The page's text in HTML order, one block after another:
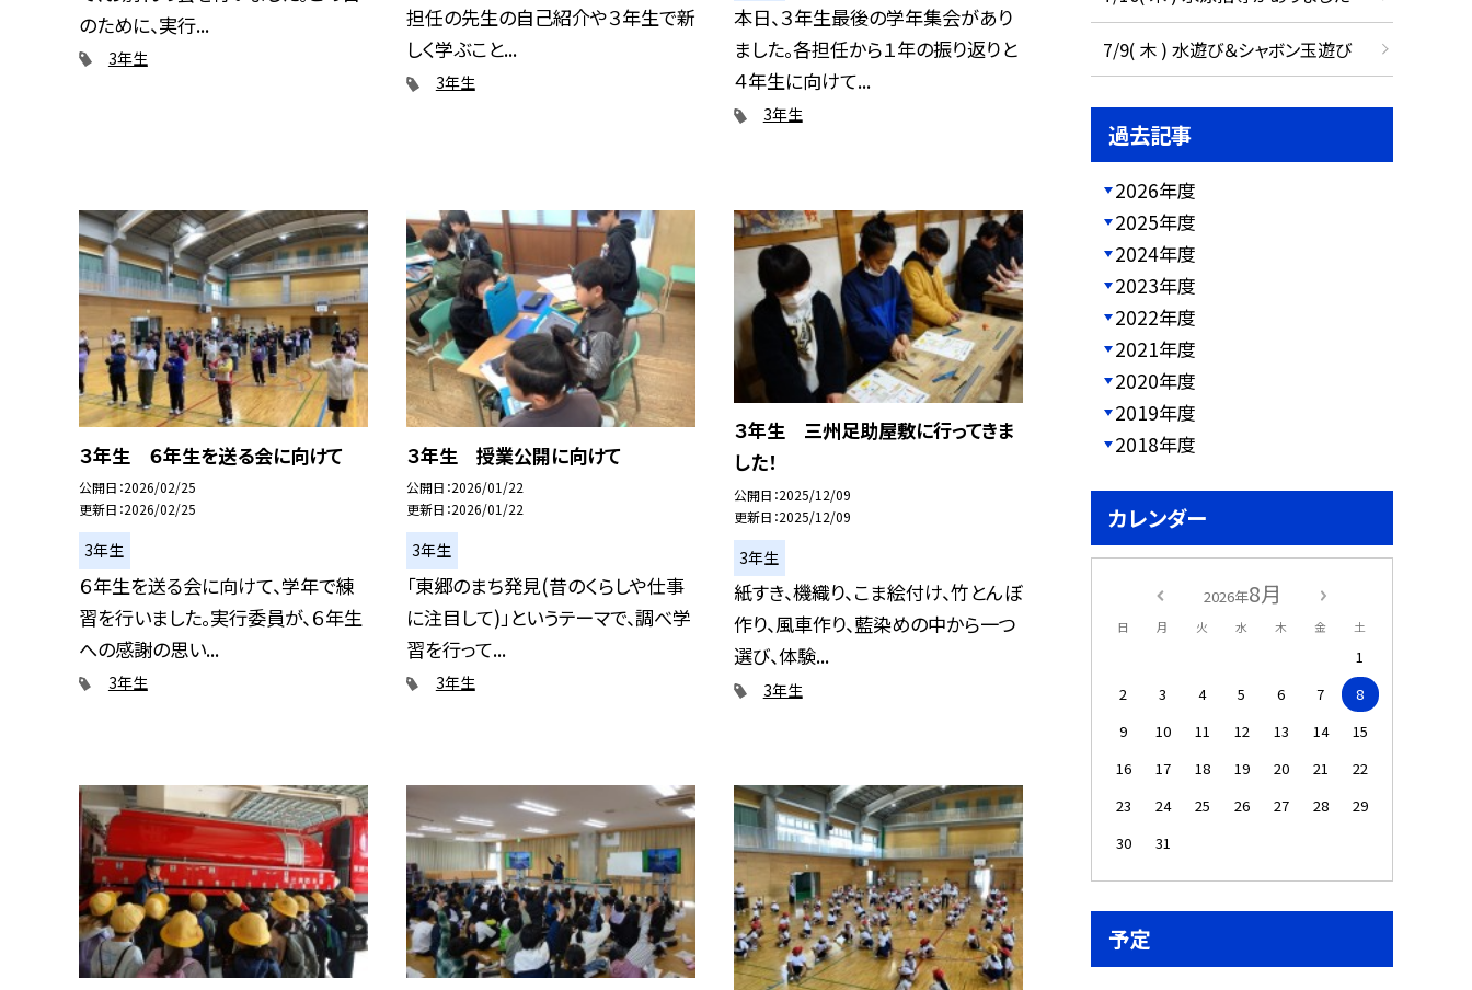
のために、実行...
3年生
担任の先生の自己紹介や３年生で新
しく学ぶこと...
3年生
本日、３年生最後の学年集会があり
ました。各担任から１年の振り返りと
４年生に向けて...
3年生
３年生 ６年生を送る会に向けて
公開日 2026/02/25
更新日 2026/02/25
3年生
６年生を送る会に向けて、学年で練
習を行いました。実行委員が、６年生
への感謝の思い...
3年生
３年生 授業公開に向けて
公開日 2026/01/22
更新日 2026/01/22
3年生
「東郷のまち発見(昔のくらしや仕事
に注目して)」というテーマで、調べ学
習を行って...
3年生
３年生 三州足助屋敷に行ってきま
した！
公開日 2025/12/09
更新日 2025/12/09
3年生
紙すき、機織り、こま絵付け、竹とんぼ
作り、風車作り、藍染めの中から一つ
選び、体験...
3年生
7/9( 木 ) 水遊び＆シャボン玉遊び
過去記事
2026年度
2025年度
2024年度
2023年度
2022年度
2021年度
2020年度
2019年度
2018年度
カレンダー
2026年8月
日 月 火 水 木 金 土
1
2
3 4 5 6 7
8
9
10 11 12 13 14
15
16
17 18 19 20 21
22
23
24 25 26 27 28
29
30
31
予定